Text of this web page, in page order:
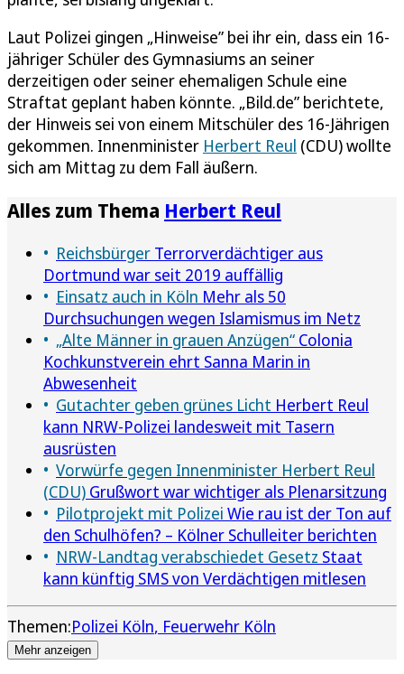
Laut Polizei gingen „Hinweise” bei ihr ein, dass ein 16-
jähriger Schüler des Gymnasiums an seiner
derzeitigen oder seiner ehemaligen Schule eine
Straftat geplant haben könnte. „Bild.de” berichtete,
der Hinweis sei von einem Mitschüler des 16-Jährigen
gekommen. Innenminister Herbert Reul (CDU) wollte
sich am Mittag zu dem Fall äußern.
Alles zum Thema Herbert Reul
Reichsbürger Terrorverdächtiger aus
Dortmund war seit 2019 auffällig
Einsatz auch in Köln Mehr als 50
Durchsuchungen wegen Islamismus im Netz
„Alte Männer in grauen Anzügen“ Colonia
Kochkunstverein ehrt Sanna Marin in
Abwesenheit
Gutachter geben grünes Licht Herbert Reul
kann NRW-Polizei landesweit mit Tasern
ausrüsten
Vorwürfe gegen Innenminister Herbert Reul
(CDU) Grußwort war wichtiger als Plenarsitzung
Pilotprojekt mit Polizei Wie rau ist der Ton auf
den Schulhöfen? – Kölner Schulleiter berichten
NRW-Landtag verabschiedet Gesetz Staat
kann künftig SMS von Verdächtigen mitlesen
Themen:Polizei Köln Feuerwehr Köln
Mehr anzeigen